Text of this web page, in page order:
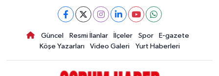
Güncel Resmi İlanlar İlçeler Spor
E-gazete
Köşe Yazarları
Video Galeri Yurt Haberleri